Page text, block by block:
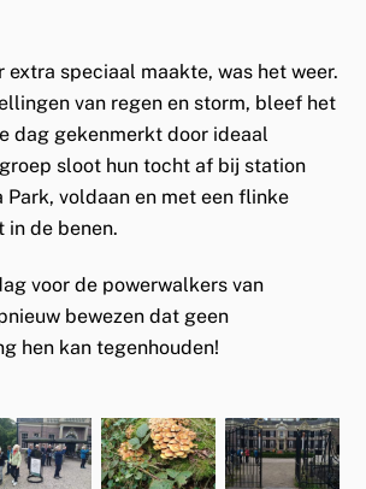
extra speciaal maakte, was het weer.
van regen en storm, bleef het
dag gekenmerkt door ideaal
sloot hun tocht af bij station
Park, voldaan en met een flinke
in de benen.
voor de powerwalkers van
bewezen dat geen
hen kan tegenhouden!